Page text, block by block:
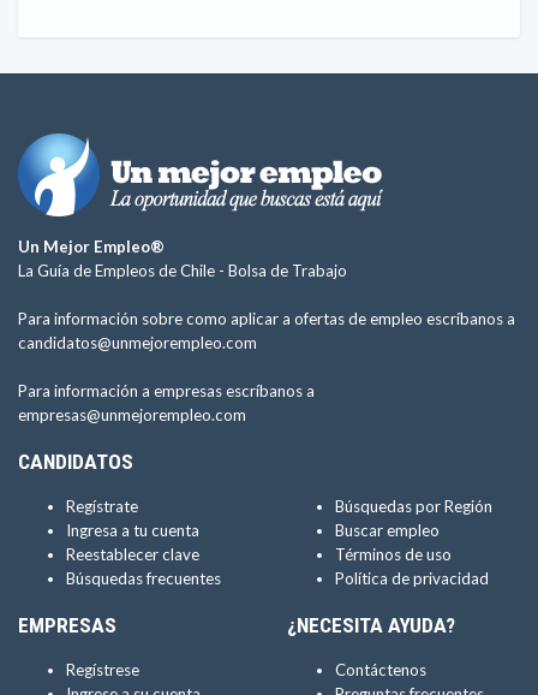
Un Mejor Empleo®
La Guía de Empleos de Chile - Bolsa de Trabajo
Para información sobre como aplicar a ofertas de empleo escríbanos a
candidatos@unmejorempleo.com
Para información a empresas escríbanos a
empresas@unmejorempleo.com
CANDIDATOS
Regístrate
Ingresa a tu cuenta
Reestablecer clave
Búsquedas frecuentes
Búsquedas por Región
Buscar empleo
Términos de uso
Política de privacidad
EMPRESAS
Regístrese
¿NECESITA AYUDA?
Contáctenos